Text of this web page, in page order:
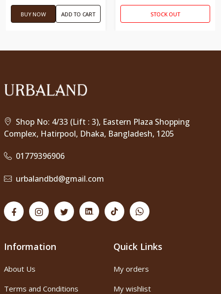
BUY NOW ADD TO CART STOCK OUT
Shop No: 4/33 (Lift : 3), Eastern Plaza Shopping
Complex, Hatirpool, Dhaka, Bangladesh, 1205
01779396906
urbalandbd@gmail.com
Information
About Us
Terms and Conditions
Quick Links
My orders
My wishlist